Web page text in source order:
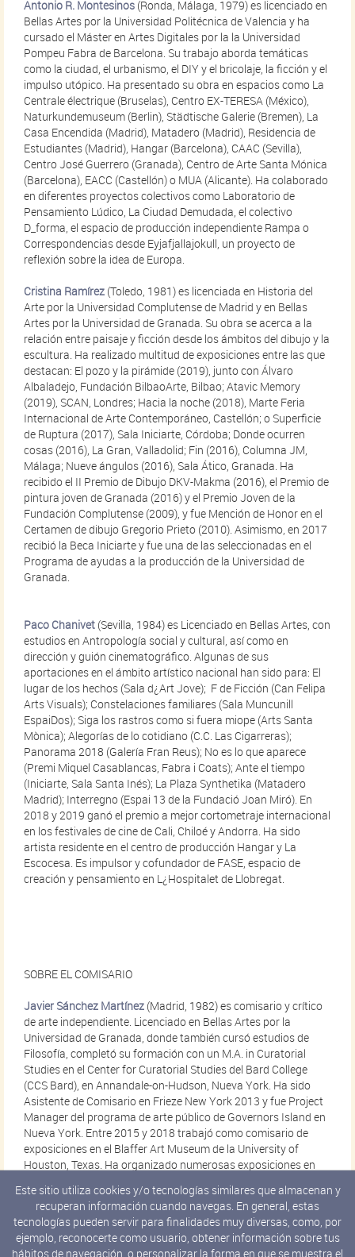
Antonio R. Montesinos (Ronda, Málaga, 1979) es licenciado en
Bellas Artes por la Universidad Politécnica de Valencia y ha
cursado el Máster en Artes Digitales por la la Universidad
Pompeu Fabra de Barcelona. Su trabajo aborda temáticas
como la ciudad, el urbanismo, el DIY y el bricolaje, la ficción y el
impulso utópico. Ha presentado su obra en espacios como La
Centrale électrique (Bruselas), Centro EX-TERESA (México),
Naturkundemuseum (Berlin), Städtische Galerie (Bremen), La
Casa Encendida (Madrid), Matadero (Madrid), Residencia de
Estudiantes (Madrid), Hangar (Barcelona), CAAC (Sevilla),
Centro José Guerrero (Granada), Centro de Arte Santa Mónica
(Barcelona), EACC (Castellón) o MUA (Alicante). Ha colaborado
en diferentes proyectos colectivos como Laboratorio de
Pensamiento Lúdico, La Ciudad Demudada, el colectivo
D_forma, el espacio de producción independiente Rampa o
Correspondencias desde Eyjafjallajokull, un proyecto de
reflexión sobre la idea de Europa.
Cristina Ramírez (Toledo, 1981) es licenciada en Historia del
Arte por la Universidad Complutense de Madrid y en Bellas
Artes por la Universidad de Granada. Su obra se acerca a la
relación entre paisaje y ficción desde los ámbitos del dibujo y la
escultura. Ha realizado multitud de exposiciones entre las que
destacan: El pozo y la pirámide (2019), junto con Álvaro
Albaladejo, Fundación BilbaoArte, Bilbao; Atavic Memory
(2019), SCAN, Londres; Hacia la noche (2018), Marte Feria
Internacional de Arte Contemporáneo, Castellón; o Superficie
de Ruptura (2017), Sala Iniciarte, Córdoba; Donde ocurren
cosas (2016), La Gran, Valladolid; Fin (2016), Columna JM,
Málaga; Nueve ángulos (2016), Sala Ático, Granada. Ha
recibido el II Premio de Dibujo DKV-Makma (2016), el Premio de
pintura joven de Granada (2016) y el Premio Joven de la
Fundación Complutense (2009), y fue Mención de Honor en el
Certamen de dibujo Gregorio Prieto (2010). Asimismo, en 2017
recibió la Beca Iniciarte y fue una de las seleccionadas en el
Programa de ayudas a la producción de la Universidad de
Granada.
Paco Chanivet (Sevilla, 1984) es Licenciado en Bellas Artes, con
estudios en Antropología social y cultural, así como en
dirección y guión cinematográfico. Algunas de sus
aportaciones en el ámbito artístico nacional han sido para: El
lugar de los hechos (Sala d¿Art Jove); F de Ficción (Can Felipa
Arts Visuals); Constelaciones familiares (Sala Muncunill
EspaiDos); Siga los rastros como si fuera miope (Arts Santa
Mònica); Alegorías de lo cotidiano (C.C. Las Cigarreras);
Panorama 2018 (Galería Fran Reus); No es lo que aparece
(Premi Miquel Casablancas, Fabra i Coats); Ante el tiempo
(Iniciarte, Sala Santa Inés); La Plaza Synthetika (Matadero
Madrid); Interregno (Espai 13 de la Fundació Joan Miró). En
2018 y 2019 ganó el premio a mejor cortometraje internacional
en los festivales de cine de Cali, Chiloé y Andorra. Ha sido
artista residente en el centro de producción Hangar y La
Escocesa. Es impulsor y cofundador de FASE, espacio de
creación y pensamiento en L¿Hospitalet de Llobregat.
SOBRE EL COMISARIO
Javier Sánchez Martínez (Madrid, 1982) es comisario y crítico
de arte independiente. Licenciado en Bellas Artes por la
Universidad de Granada, donde también cursó estudios de
Filosofía, completó su formación con un M.A. in Curatorial
Studies en el Center for Curatorial Studies del Bard College
(CCS Bard), en Annandale-on-Hudson, Nueva York. Ha sido
Asistente de Comisario en Frieze New York 2013 y fue Project
Manager del programa de arte público de Governors Island en
Nueva York. Entre 2015 y 2018 trabajó como comisario de
exposiciones en el Blaffer Art Museum de la University of
Houston, Texas. Ha organizado numerosas exposiciones en
Ramírez/Álvaro Albaladejo. El pozo y la pirámide (2019),
Fundación Bilbaoarte, Bilbao; Sergio Prego: Rose-colored
Drift/To the Students (2017), Blaffer Art Museum, Houston;
The Propeller Group (2017), Blaffer Art Museum, Houston;
Este sitio utiliza cookies y/o tecnologías similares que almacenan y
recuperan información cuando navegas. En general, estas
tecnologías pueden servir para finalidades muy diversas, como, por
ejemplo, reconocerte como usuario, obtener información sobre tus
hábitos de navegación, o personalizar la forma en que se muestra el